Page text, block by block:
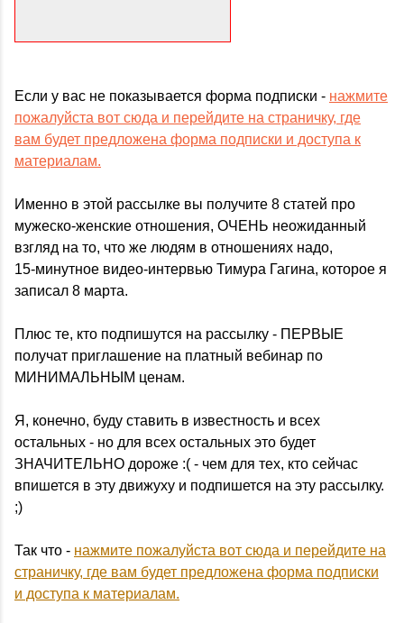
Если у вас не показывается форма подписки - нажмите
пожалуйста вот сюда и перейдите на страничку, где
вам будет предложена форма подписки и доступа к
материалам.
Именно в этой рассылке вы получите 8 статей про
мужеско-женские отношения, ОЧЕНЬ неожиданный
взгляд на то, что же людям в отношениях надо,
15-минутное видео-интервью Тимура Гагина, которое я
записал 8 марта.
Плюс те, кто подпишутся на рассылку - ПЕРВЫЕ
получат приглашение на платный вебинар по
МИНИМАЛЬНЫМ ценам.
Я, конечно, буду ставить в известность и всех
остальных - но для всех остальных это будет
ЗНАЧИТЕЛЬНО дороже :( - чем для тех, кто сейчас
впишется в эту движуху и подпишется на эту рассылку.
;)
Так что - нажмите пожалуйста вот сюда и перейдите на
страничку, где вам будет предложена форма подписки
и доступа к материалам.